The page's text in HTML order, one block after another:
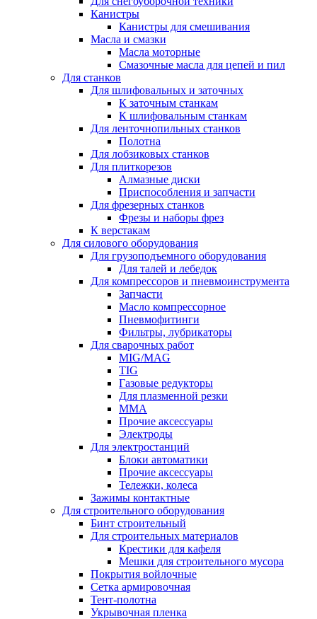
Канистры
Канистры для смешивания
Масла и смазки
Масла моторные
Смазочные масла для цепей и пил
Для станков
Для шлифовальных и заточных
К заточным станкам
К шлифовальным станкам
Для ленточнопильных станков
Полотна
Для лобзиковых станков
Для плиткорезов
Алмазные диски
Приспособления и запчасти
Для фрезерных станков
Фрезы и наборы фрез
К верстакам
Для силового оборудования
Для грузоподъемного оборудования
Для талей и лебедок
Для компрессоров и пневмоинструмента
Запчасти
Масло компрессорное
Пневмофитинги
Фильтры, лубрикаторы
Для сварочных работ
MIG/MAG
TIG
Газовые редукторы
Для плазменной резки
ММА
Прочие аксессуары
Электроды
Для электростанций
Блоки автоматики
Прочие аксессуары
Тележки, колеса
Зажимы контактные
Для строительного оборудования
Бинт строительный
Для строительных материалов
Крестики для кафеля
Мешки для строительного мусора
Покрытия войлочные
Сетка армировочная
Тент-полотна
Укрывочная пленка